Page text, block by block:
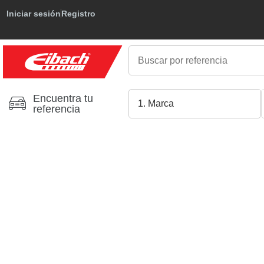
Iniciar sesiónRegistro
Encuentra tu
referencia